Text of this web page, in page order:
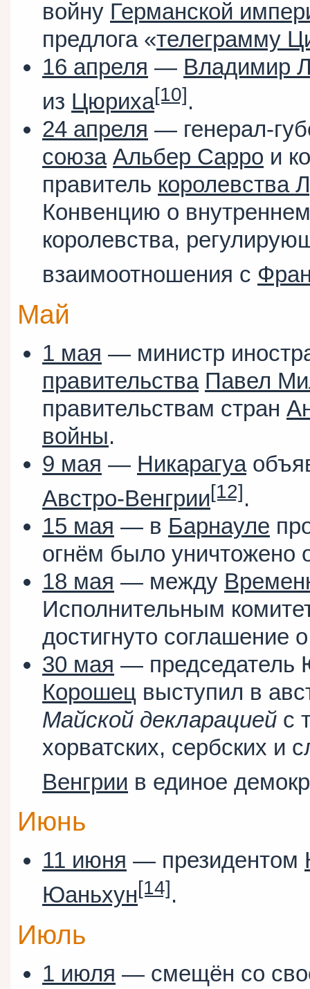
войну Германской
предлога «телеграмму
16 апреля — Владимир
из Цюриха[10].
24 апреля — генерал-
союза Альбер Сарро и
правитель королевства
Конвенцию о
королевства,
взаимоотношения с
Май
1 мая — министр
правительства Павел
правительствам стран
войны.
9 мая — Никарагуа
Австро-Венгрии[12].
15 мая — в Барнауле
огнём было уничтожено
18 мая — между
Исполнительным
достигнуто соглашение
30 мая — председатель
Корошец выступил в
Майской декларацией с
хорватских, сербских и
Венгрии в единое
Июнь
11 июня — президентом
Юаньхун[14].
Июль
1 июля — смещён со